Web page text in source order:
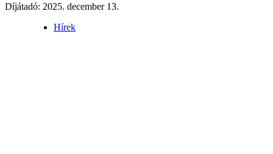
Díjátadó: 2025. december 13.
Hírek